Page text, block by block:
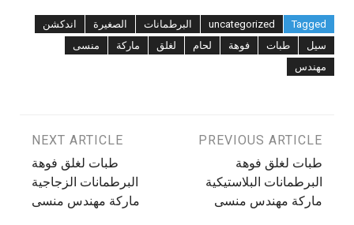
Tagged
uncategorized البرطمانات الصغيرة
اندكشن
سيل
طبات فوهة لحام لغلق ماركة
منسى
مهندس
تصفّح
المقالات
PREVIOUS ARTICLE
طبات لغلق فوهة
البرطمانات البلاستيكية
ماركة مهندس منسى
NEXT ARTICLE
طبات لغلق فوهة
البرطمانات الزجاجية
ماركة مهندس منسى